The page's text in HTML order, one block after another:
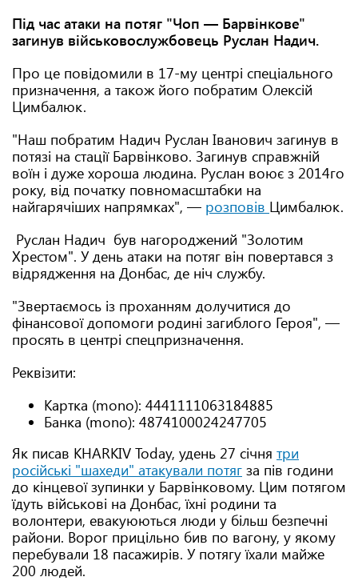
Під час атаки на потяг "Чоп — Барвінкове"
загинув військовослужбовець Руслан Надич.
Про це повідомили в 17-му центрі спеціального
призначення, а також його побратим Олексій
Цимбалюк.
"Наш побратим Надич Руслан Іванович загинув в
потязі на стації Барвінково. Загинув справжній
воїн і дуже хороша людина. Руслан воює з 2014го
року, від початку повномасштабки на
найгарячіших напрямках", — розповів Цимбалюк.
Руслан Надич був нагороджений "Золотим
Хрестом". У день атаки на потяг він повертався з
відрядження на Донбас, де ніч службу.
"Звертаємось із проханням долучитися до
фінансової допомоги родині загиблого Героя", —
просять в центрі спецпризначення.
Реквізити:
Картка (mono): 4441111063184885
Банка (mono): 4874100024247705
Як писав KHARKIV Today, удень 27 січня три
російські "шахеди" атакували потяг за пів години
до кінцевої зупинки у Барвінковому. Цим потягом
їдуть військові на Донбас, їхні родини та
волонтери, евакуюються люди у більш безпечні
райони. Ворог прицільно бив по вагону, у якому
перебували 18 пасажирів. У потягу їхали майже
200 людей.